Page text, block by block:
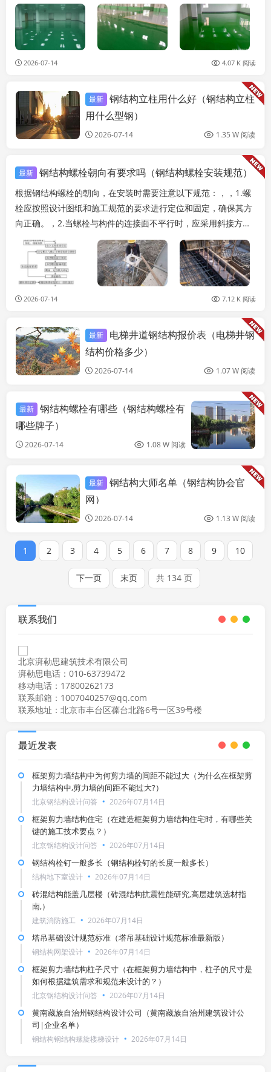
2026-07-14 4.07 K 阅读
结构地下室设计
最新 钢结构立柱用什么好（钢结构立柱
用什么型钢）
2026-07-14 1.35 W 阅读
最新 钢结构螺栓朝向有要求吗（钢结构螺栓安装规范）
根据钢结构螺栓的朝向，在安装时需要注意以下规范：，，1.螺
栓应按照设计图纸和施工规范的要求进行定位和固定，确保其方
向正确。，2.当螺栓与构件的连接面不平行时，应采用斜接方式
进行连接。，3.螺栓的安装位置应符合设...
2026-07-14 7.12 K 阅读
结构地下室设计
最新
电梯井道钢结构报价表（电梯井钢
结构价格多少）
2026-07-14 1.07 W 阅读
最新 钢结构螺栓有哪些（钢结构螺栓有
哪些牌子）
2026-07-14 1.08 W 阅读
结构地下室设计
最新 钢结构大师名单（钢结构协会官
网）
2026-07-14 1.13 W 阅读
1 2 3 4 5 6 7 8 9 10
下一页 末页 共 134 页
联系我们
北京湃勒思建筑技术有限公司
湃勒思电话：010-63739472
移动电话：17800262173
联系邮箱：1007040257@qq.com
联系地址：北京市丰台区葆台北路6号一区39号楼
最近发表
框架剪力墙结构中为何剪力墙的间距不能过大（为什么在框架剪
力墙结构中,剪力墙的间距不能过大?）
北京钢结构设计问答 2026年07月14日
框架剪力墙结构住宅（在建造框架剪力墙结构住宅时，有哪些关
键的施工技术要点？）
北京钢结构设计问答 2026年07月14日
钢结构栓钉一般多长（钢结构栓钉的长度一般多长）
结构地下室设计 2026年07月14日
砖混结构能盖几层楼（砖混结构抗震性能研究,高层建筑选材指
南,）
建筑消防施工 2026年07月14日
塔吊基础设计规范标准（塔吊基础设计规范标准最新版）
钢结构网架设计 2026年07月14日
框架剪力墙结构柱子尺寸（在框架剪力墙结构中，柱子的尺寸是
如何根据建筑需求和规范来设计的？）
北京钢结构设计问答 2026年07月14日
黄南藏族自治州钢结构设计公司（黄南藏族自治州建筑设计公
司|企业名单）
钢结构钢结构螺旋楼梯设计 2026年07月14日